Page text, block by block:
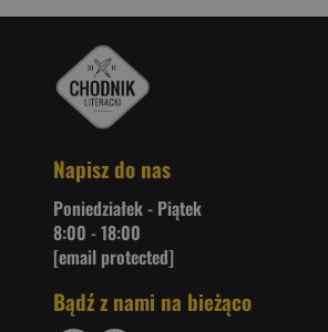
Napisz do nas
Poniedziałek - Piątek
8:00 - 18:00
[email protected]
Bądź z nami na bieżąco